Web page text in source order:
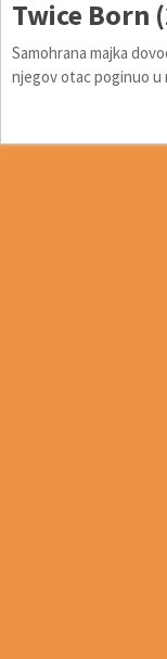
Twice Born
Samohrana majka
njegov otac poginuo